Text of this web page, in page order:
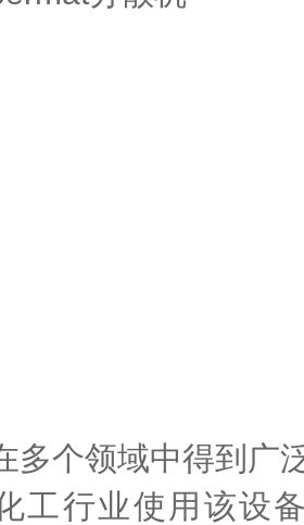
个领域中得到广
行业使用该设备